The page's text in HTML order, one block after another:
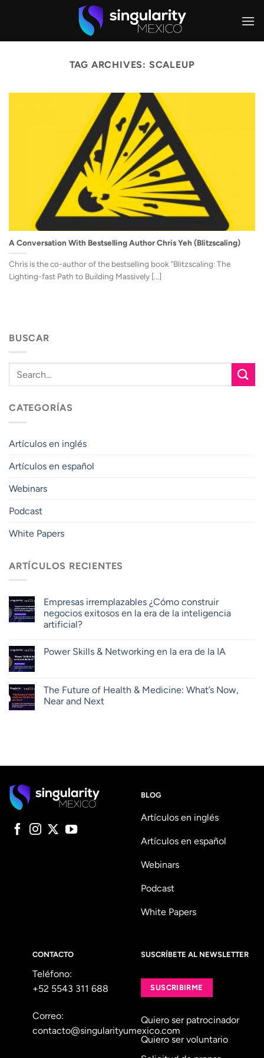
TAG ARCHIVES: SCALEUP
A Conversation With Bestselling Author Chris Yeh (Blitzscaling)
Chris is the co-author of the bestselling book ”Blitzscaling: The
Lighting-fast Path to Building Massively [...]
BUSCAR
CATEGORÍAS
Artículos en inglés
Artículos en español
Webinars
Podcast
White Papers
ARTÍCULOS RECIENTES
Empresas irremplazables ¿Cómo construir
negocios exitosos en la era de la inteligencia
artificial?
Power Skills & Networking en la era de la IA
The Future of Health & Medicine: What’s Now,
Near and Next
BLOG
Artículos en inglés
Artículos en español
Webinars
Podcast
White Papers
CONTACTO
Teléfono:
+52 5543 311 688
Correo:
contacto@singularityumexico.com
SUSCRÍBETE AL NEWSLETTER
SUSCRIBIRME
Quiero ser patrocinador
Quiero ser voluntario